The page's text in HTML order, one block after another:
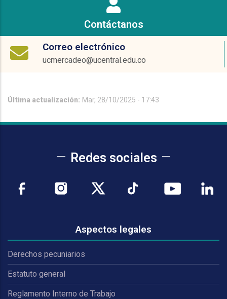
Contáctanos
Correo electrónico
ucmercadeo@ucentral.edu.co
Última actualización: Mar, 28/10/2025 - 17:43
Redes sociales
Aspectos legales
Derechos pecuniarios
Estatuto general
Reglamento Interno de Trabajo